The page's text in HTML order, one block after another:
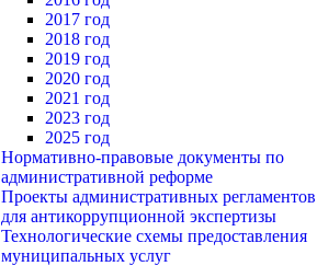
2017 год
2018 год
2019 год
2020 год
2021 год
2023 год
2025 год
Нормативно-правовые документы по
административной реформе
Проекты административных регламентов
для антикоррупционной экспертизы
Технологические схемы предоставления
муниципальных услуг